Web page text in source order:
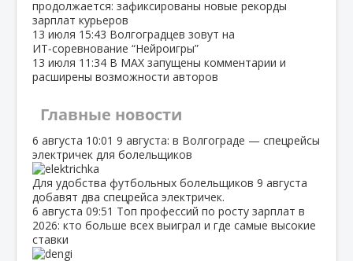
продолжается: зафиксированы новые рекорды
зарплат курьеров
13 июля 15:43 Волгоградцев зовут на
ИТ‑соревнование “Нейроигры”
13 июля 11:34 В МАХ запущены комментарии и
расширены возможности авторов
Главные новости
6 августа 10:01 9 августа: в Волгограде — спецрейсы
электричек для болельщиков
Для удобства футбольных болельщиков 9 августа
добавят два спецрейса электричек.
6 августа 09:51 Топ профессий по росту зарплат в
2026: кто больше всех выиграл и где самые высокие
ставки